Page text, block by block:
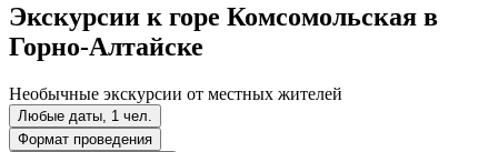
Экскурсии к горе Комсомольская в
Горно-Алтайске
Необычные экскурсии от местных жителей
Любые даты, 1 чел.
Формат проведения